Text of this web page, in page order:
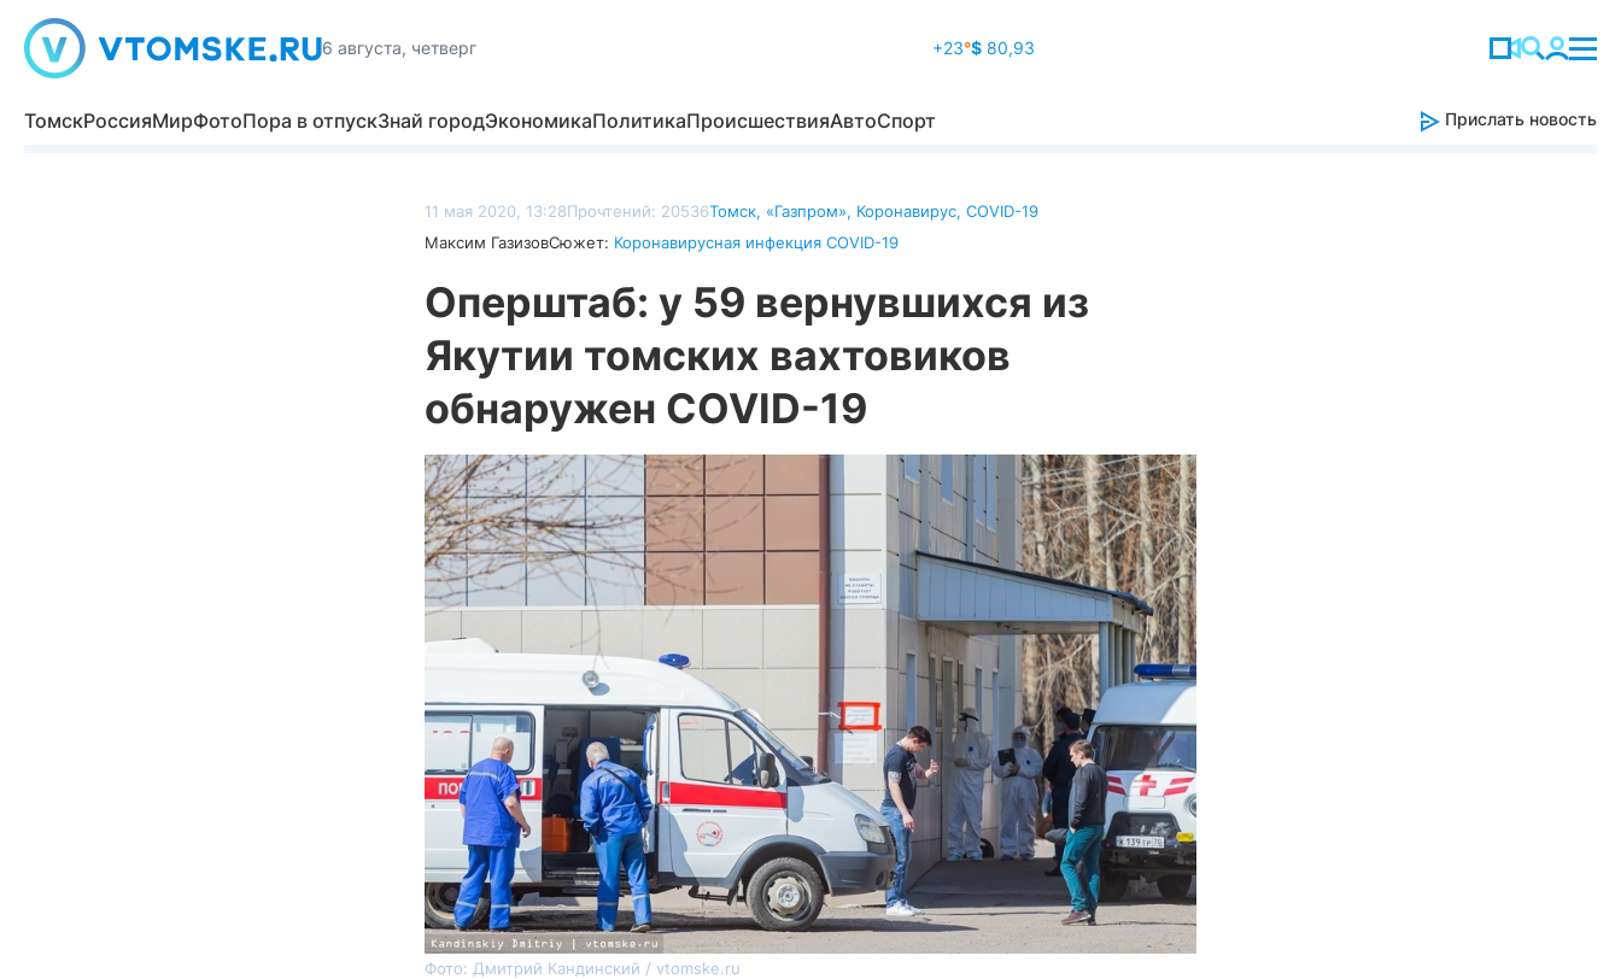
6 августа, четверг +23°$80,93
ТомскРоссияМирФотоПора в отпускЗнай городЭкономикаПолитикаПроисшествияАвтоСпорт Прислать новость
11 мая 2020, 13:28Прочтений: 20536Томск, «Газпром», Коронавирус, COVID-19
Максим ГазизовСюжет: Коронавирусная инфекция COVID-19
Оперштаб: у 59 вернувшихся из
Якутии томских вахтовиков
обнаружен COVID-19
Фото: Дмитрий Кандинский / vtomske.ru